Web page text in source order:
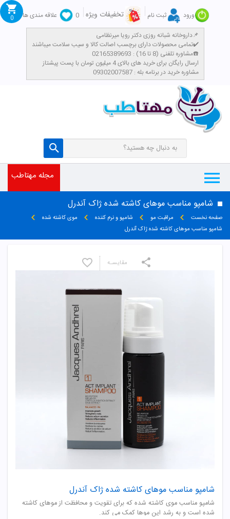
ورود ثبت نام تخفیفات ویژه 0
علاقه مندی ها
داروخانه شبانه روزی دکتر رویا میرنظامی📌
تمامی محصولات دارای برچسب اصالت کالا و سیب سلامت میباشند✔️
مشاوره تلفنی (8 تا 16) : 02165389693☎️
​ارسال رایگان برای خرید های بالای 4 میلیون تومان با پست پیشتاز
مشاوره خرید در برنامه بله : 09302007587
0
مجله مهتاطب
شامپو مناسب موهای کاشته شده ژاک آندرل
صفحه نخست مراقبت مو شامپو و نرم کننده
موی کاشته شده
شامپو مناسب موهای کاشته شده ژاک آندرل
شامپو مناسب موهای کاشته شده ژاک آندرل
شامپو مناسب موی کاشته شده که برای تقویت و محافظت از موهای کاشته
شده است و به رشد این موها کمک می کند.
مقایسـه